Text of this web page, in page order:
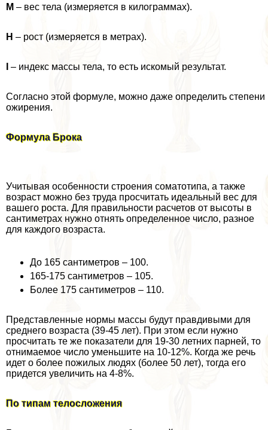
M – вес тела (измеряется в килограммах).
H – рост (измеряется в метрах).
– индекс массы тела, то есть искомый результат.
Согласно этой формуле, можно даже определить степени
ожирения.
Формула Брока
Учитывая особенности строения соматотипа, а также
возраст можно без труда просчитать идеальный вес для
вашего роста. Для правильности расчетов от высоты в
сантиметрах нужно отнять определенное число, разное
для каждого возраста.
До 165 сантиметров – 100.
165-175 сантиметров – 105.
Более 175 сантиметров – 110.
Представленные нормы массы будут правдивыми для
среднего возраста (39-45 лет). При этом если нужно
просчитать те же показатели для 19-30 летних парней, то
отнимаемое число уменьшите на 10-12%. Когда же речь
идет о более пожилых людях (более 50 лет), тогда его
придется увеличить на 4-8%.
По типам телосложения